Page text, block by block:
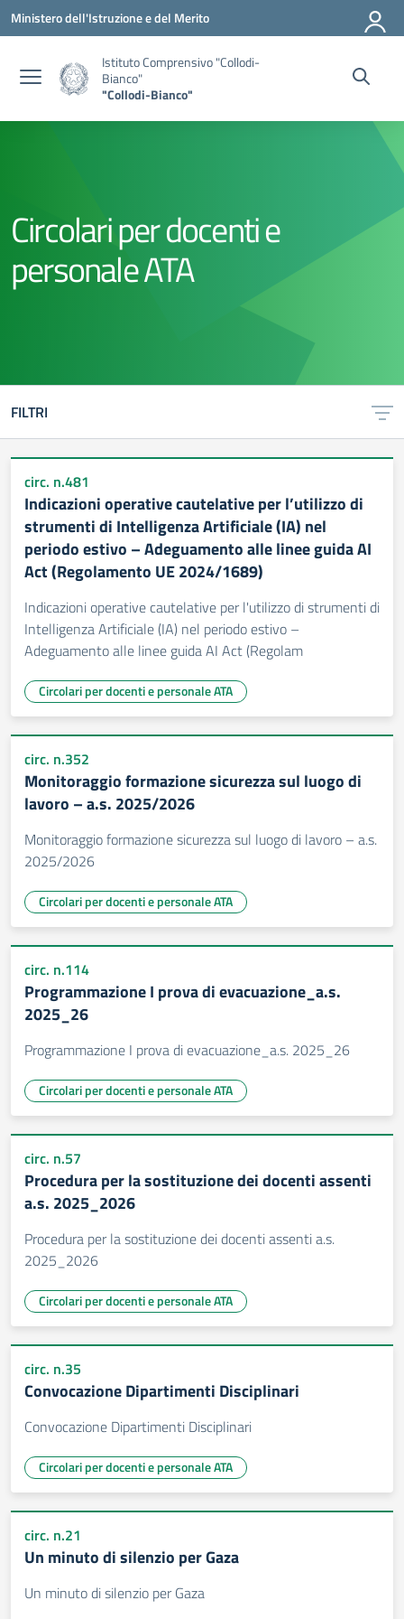
Vai ai contenuti
Vai al menu di navigazione
Vai al footer
Ministero dell'Istruzione e del Merito
Istituto Comprensivo "Collodi-
Bianco"
"Collodi-Bianco"
Circolari per docenti e
personale ATA
FILTRI
circ. n.481
Indicazioni operative cautelative per l’utilizzo di
strumenti di Intelligenza Artificiale (IA) nel
periodo estivo – Adeguamento alle linee guida AI
Act (Regolamento UE 2024/1689)
Indicazioni operative cautelative per l'utilizzo di strumenti di
Intelligenza Artificiale (IA) nel periodo estivo –
Adeguamento alle linee guida AI Act (Regolam
Circolari per docenti e personale ATA
circ. n.352
Monitoraggio formazione sicurezza sul luogo di
lavoro – a.s. 2025/2026
Monitoraggio formazione sicurezza sul luogo di lavoro – a.s.
2025/2026
Circolari per docenti e personale ATA
circ. n.114
Programmazione I prova di evacuazione_a.s.
2025_26
Programmazione I prova di evacuazione_a.s. 2025_26
Circolari per docenti e personale ATA
circ. n.57
Procedura per la sostituzione dei docenti assenti
a.s. 2025_2026
Procedura per la sostituzione dei docenti assenti a.s.
2025_2026
Circolari per docenti e personale ATA
circ. n.35
Convocazione Dipartimenti Disciplinari
Convocazione Dipartimenti Disciplinari
Circolari per docenti e personale ATA
circ. n.21
Un minuto di silenzio per Gaza
Un minuto di silenzio per Gaza